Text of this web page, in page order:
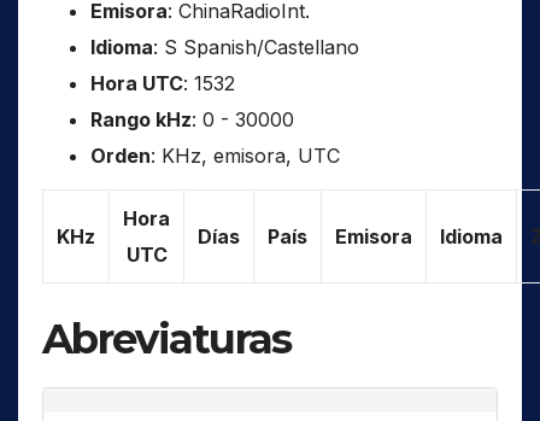
Emisora: ChinaRadioInt.
Idioma: S Spanish/Castellano
Hora UTC: 1532
Rango kHz: 0 - 30000
Orden: KHz, emisora, UTC
KHz
Hora
UTC
Días País Emisora Idioma
Abreviaturas